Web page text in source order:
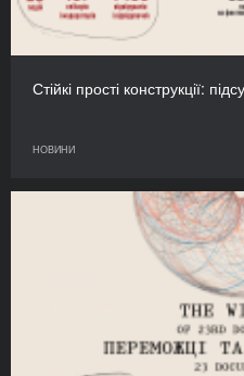
Стійкі прості конструкції:
НОВИНИ